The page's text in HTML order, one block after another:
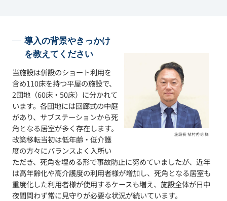
施設長 植村秀明 様
導入の背景やきっかけ
を教えてください
当施設は併設のショート利用を
含め110床を持つ平屋の施設で、
2団地（60床・50床）に分かれて
います。各団地には回廊式の中庭
があり、サブステーションから死
角となる居室が多く存在します。
改築移転当初は低年齢・低介護
度の方々にバランスよく入所い
ただき、死角を埋める形で事故防止に努めていましたが、近年
は高年齢化や高介護度の利用者様が増加し、死角となる居室も
重度化した利用者様が使用するケースも増え、施設全体が日中
夜間問わず常に見守りが必要な状況が続いています。